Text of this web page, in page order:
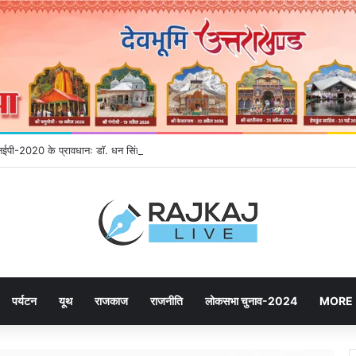
2020 के प्रावधानः डाॅ. धन सिंह रावत
पर्यटन यूथ राजकाज राजनीति लोकसभा चुनाव-2024 MORE